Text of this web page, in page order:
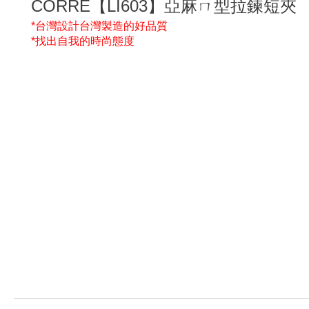
CORRE【LI603】亞麻ㄇ型拉鍊短夾
*台灣設計台灣製造的好品質
*找出自我的時尚態度